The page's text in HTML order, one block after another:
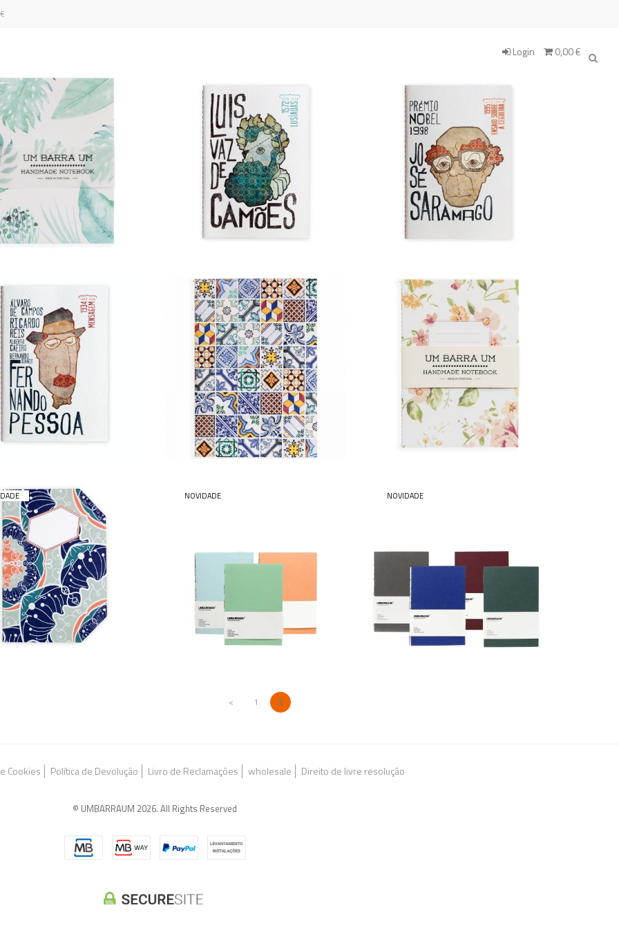
Login 0,00 €
GREEN NOTES
7,90 €
CAMÕES
5,90 €
SARAMAGO
5,90 €
PESSOA
5,90 €
TÍLEANNA
5,90 € — 7,90 €
ROSE
5,90 € — 7,90 €
OREKA
5,90 €
NOVIDADE
COLORS
NOVIDADE
CLASSIC
< 1 2
Cookies Política de Devolução Livro de Reclamações wholesale Direito de livre resolução
© UMBARRAUM 2026. All Rights Reserved